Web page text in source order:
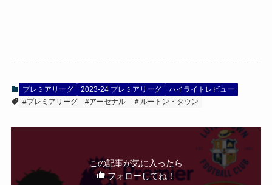
プレミアリーグ 2023-24 プレミアリーグ
ハイライトレビュー
#プレミアリーグ
#アーセナル ＃ルートン・タウン
この記事が気に入ったら
フォローしてね！